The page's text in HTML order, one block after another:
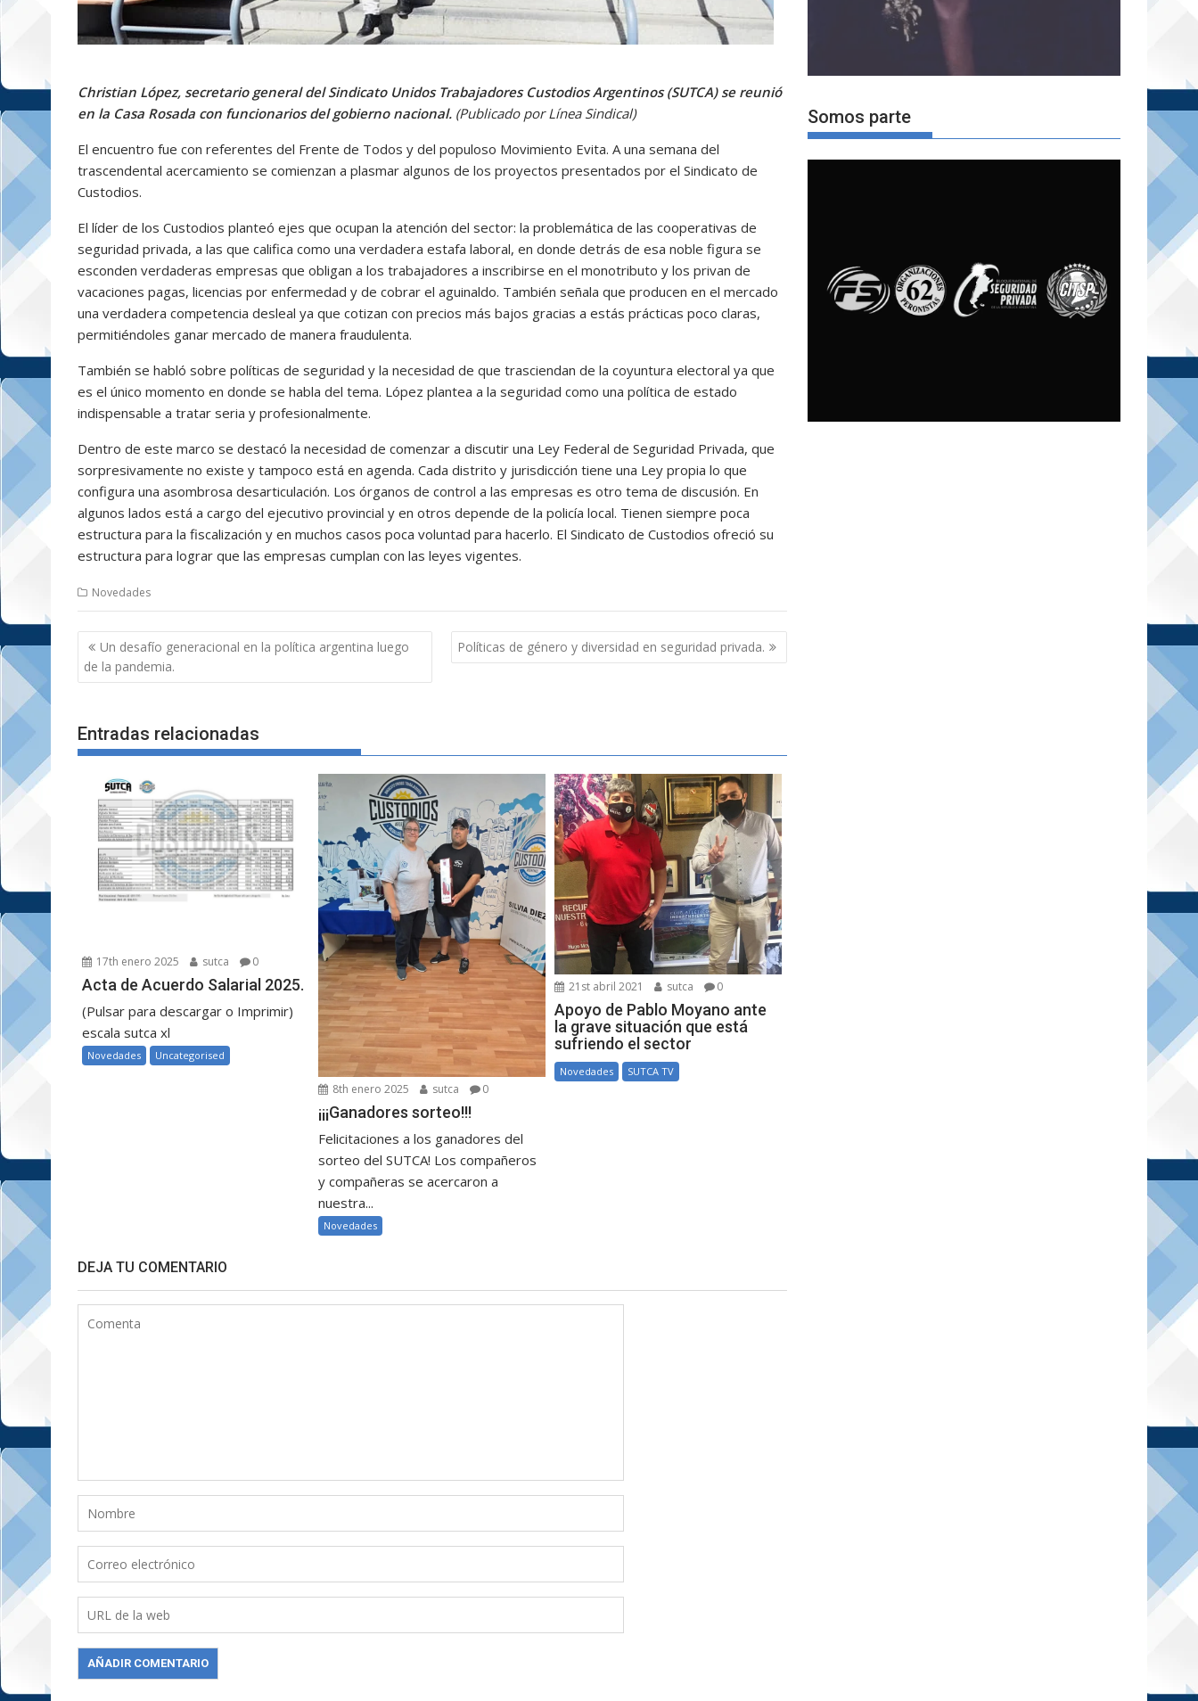
Christian López, secretario general del Sindicato Unidos Trabajadores Custodios Argentinos (SUTCA) se reunió
en la Casa Rosada con funcionarios del gobierno nacional. (Publicado por Línea Sindical)
El encuentro fue con referentes del Frente de Todos y del populoso Movimiento Evita. A una semana del
trascendental acercamiento se comienzan a plasmar algunos de los proyectos presentados por el Sindicato de
Custodios.
El líder de los Custodios planteó ejes que ocupan la atención del sector: la problemática de las cooperativas de
seguridad privada, a las que califica como una verdadera estafa laboral, en donde detrás de esa noble figura se
esconden verdaderas empresas que obligan a los trabajadores a inscribirse en el monotributo y los privan de
vacaciones pagas, licencias por enfermedad y de cobrar el aguinaldo. También señala que producen en el mercado
una verdadera competencia desleal ya que cotizan con precios más bajos gracias a estás prácticas poco claras,
permitiéndoles ganar mercado de manera fraudulenta.
También se habló sobre políticas de seguridad y la necesidad de que trasciendan de la coyuntura electoral ya que
es el único momento en donde se habla del tema. López plantea a la seguridad como una política de estado
indispensable a tratar seria y profesionalmente.
Dentro de este marco se destacó la necesidad de comenzar a discutir una Ley Federal de Seguridad Privada, que
sorpresivamente no existe y tampoco está en agenda. Cada distrito y jurisdicción tiene una Ley propia lo que
configura una asombrosa desarticulación. Los órganos de control a las empresas es otro tema de discusión. En
algunos lados está a cargo del ejecutivo provincial y en otros depende de la policía local. Tienen siempre poca
estructura para la fiscalización y en muchos casos poca voluntad para hacerlo. El Sindicato de Custodios ofreció su
estructura para lograr que las empresas cumplan con las leyes vigentes.
Novedades
Navegación
de
entradas
Un desafío generacional en la política argentina luego
de la pandemia.
Políticas de género y diversidad en seguridad privada.
Entradas relacionadas
17th enero 2025 sutca 0
Acta de Acuerdo Salarial 2025.
(Pulsar para descargar o Imprimir)
escala sutca xl
Novedades Uncategorised
8th enero 2025 sutca 0
¡¡¡Ganadores sorteo!!!
Felicitaciones a los ganadores del
sorteo del SUTCA! Los compañeros
y compañeras se acercaron a
nuestra...
Novedades
21st abril 2021 sutca 0
Apoyo de Pablo Moyano ante
la grave situación que está
sufriendo el sector
Novedades SUTCA TV
DEJA TU COMENTARIO
Somos parte